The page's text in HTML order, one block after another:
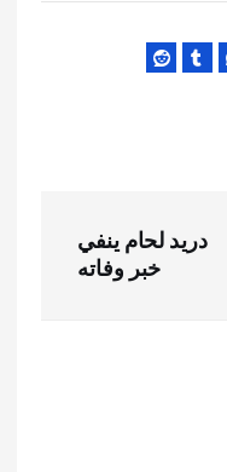
دريد لحام ينفي
خبر وفاته